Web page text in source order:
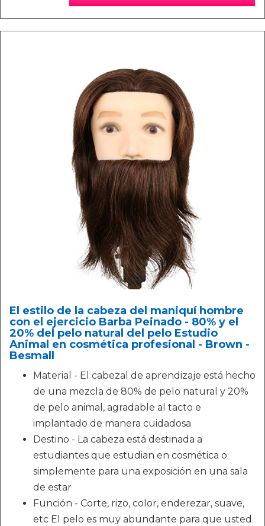
El estilo de la cabeza del maniquí hombre
con el ejercicio Barba Peinado - 80% y el
20% del pelo natural del pelo Estudio
Animal en cosmética profesional - Brown -
Besmall
Material - El cabezal de aprendizaje está hecho
de una mezcla de 80% de pelo natural y 20%
de pelo animal, agradable al tacto e
implantado de manera cuidadosa
Destino - La cabeza está destinada a
estudiantes que estudian en cosmética o
simplemente para una exposición en una sala
de estar
Función - Corte, rizo, color, enderezar, suave,
etc El pelo es muy abundante para que usted